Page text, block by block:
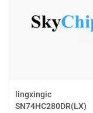
lingxingic
SN74HC280DR(LX)